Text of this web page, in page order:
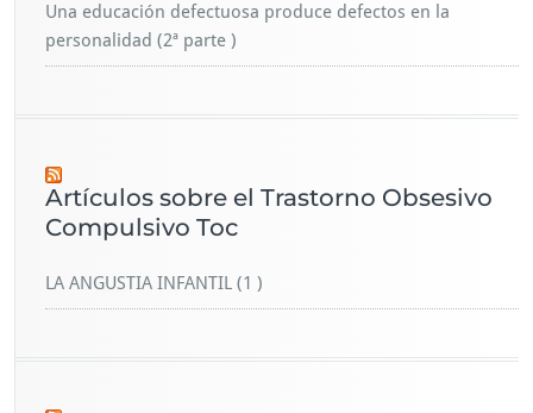
Una educación defectuosa produce defectos en la
personalidad (2ª parte )
Artículos sobre el Trastorno Obsesivo
Compulsivo Toc
LA ANGUSTIA INFANTIL (1 )